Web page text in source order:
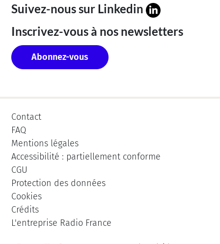
Suivez-nous sur Linkedin
Inscrivez-vous à nos newsletters
Abonnez-vous
Contact
FAQ
Mentions légales
Accessibilité : partiellement conforme
CGU
Protection des données
Cookies
Crédits
L'entreprise Radio France